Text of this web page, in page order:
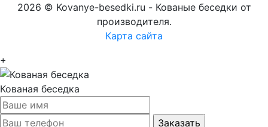
2026 © Kovanye-besedki.ru - Кованые беседки от
производителя.
Карта сайта
+
Кованая беседка